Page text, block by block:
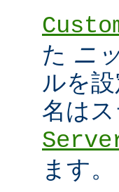
た ニ
ルを
名は
ます。